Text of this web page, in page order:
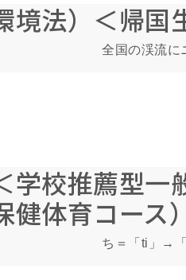
境法）＜帰国
全国の渓流に
学校推薦型一
健体育コース
ち＝「ti」→